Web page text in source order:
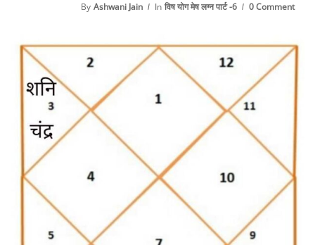
By Ashwani Jain In विष योग मेष लग्न पार्ट -6 0 Comment